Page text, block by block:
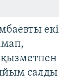
екі
салды